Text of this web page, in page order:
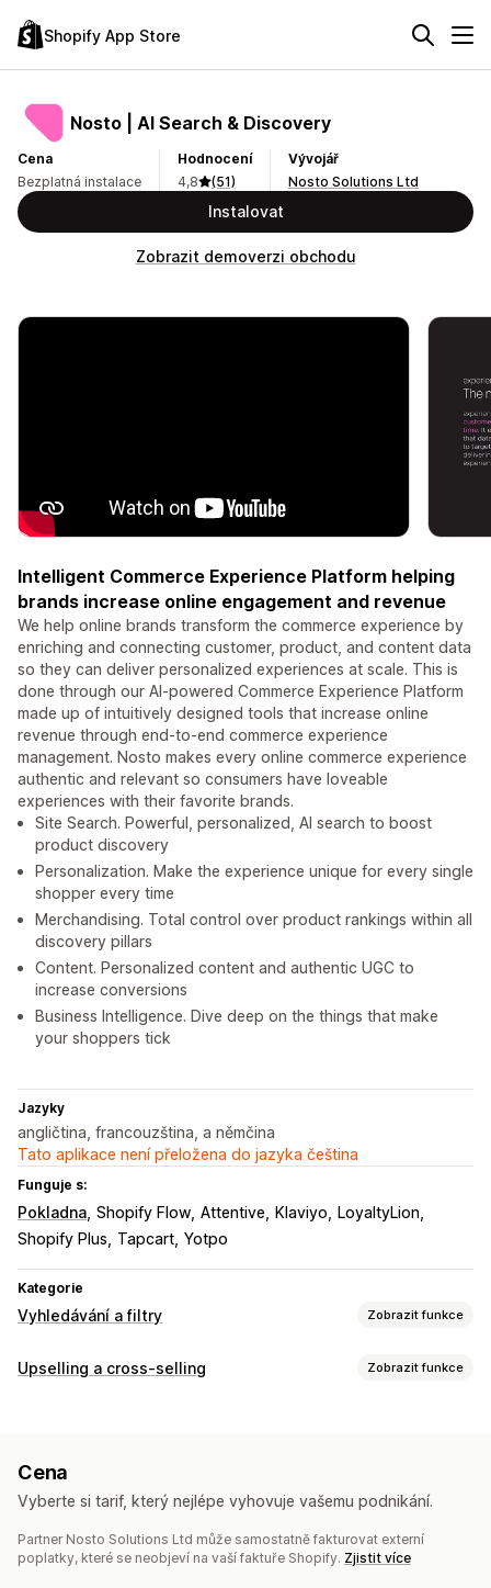
Shopify App Store
Nosto | AI Search & Discovery
Cena
Bezplatná instalace
Hodnocení
4,8
(51)
Vývojář
Nosto Solutions Ltd
Instalovat
Zobrazit demoverzi obchodu
Intelligent Commerce Experience Platform helping
brands increase online engagement and revenue
We help online brands transform the commerce experience by
enriching and connecting customer, product, and content data
so they can deliver personalized experiences at scale. This is
done through our AI-powered Commerce Experience Platform
made up of intuitively designed tools that increase online
revenue through end-to-end commerce experience
management. Nosto makes every online commerce experience
authentic and relevant so consumers have loveable
experiences with their favorite brands.
Site Search. Powerful, personalized, AI search to boost
product discovery
Personalization. Make the experience unique for every single
shopper every time
Merchandising. Total control over product rankings within all
discovery pillars
Content. Personalized content and authentic UGC to
increase conversions
Business Intelligence. Dive deep on the things that make
your shoppers tick
Jazyky
angličtina, francouzština, a němčina
Tato aplikace není přeložena do jazyka čeština
Funguje s:
Pokladna Shopify Flow Attentive Klaviyo
LoyaltyLion
Shopify Plus
Tapcart Yotpo
Kategorie
Vyhledávání a filtry Zobrazit funkce
Funkce vyhledávání
Doporučené produkty
Personalizované vyhledávání Vlastní hodnocení
Vyhledávací panel Vyloučení výsledků
Upselling a cross-selling Zobrazit funkce
Upselling na stránce produktu
Doplňky jedním kliknutím Plovoucí košík Výsuvný košík
Automaticky otevíraná okna Vlastní CSS Vlastní HTML
Přetahovací editor Více měn Více jazyků Vlastní pravidla
Cena
Vyberte si tarif, který nejlépe vyhovuje vašemu podnikání.
Partner Nosto Solutions Ltd může samostatně fakturovat externí
poplatky, které se neobjeví na vaší faktuře Shopify. Zjistit více